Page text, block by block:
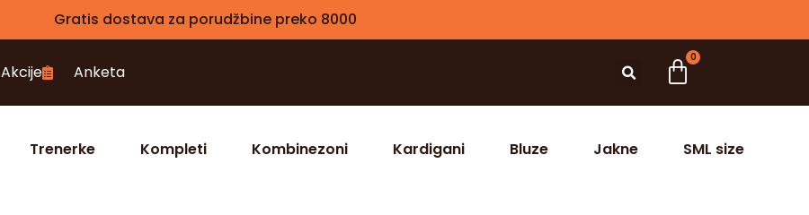
Gratis dostava za porudžbine preko 8000
Akcije Anketa
0
Trenerke Kompleti Kombinezoni Kardigani Bluze Jakne SML size